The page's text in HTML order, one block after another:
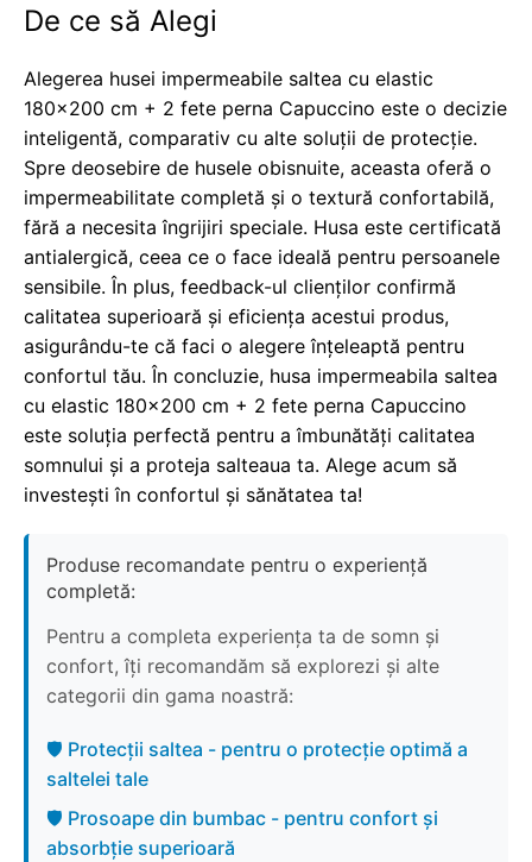
De ce să Alegi
Alegerea husei impermeabile saltea cu elastic
180x200 cm + 2 fete perna Capuccino este o decizie
inteligentă, comparativ cu alte soluții de protecție.
Spre deosebire de husele obisnuite, aceasta oferă o
impermeabilitate completă și o textură confortabilă,
fără a necesita îngrijiri speciale. Husa este certificată
antialergică, ceea ce o face ideală pentru persoanele
sensibile. În plus, feedback-ul clienților confirmă
calitatea superioară și eficiența acestui produs,
asigurându-te că faci o alegere înțeleaptă pentru
confortul tău. În concluzie, husa impermeabila saltea
cu elastic 180x200 cm + 2 fete perna Capuccino
este soluția perfectă pentru a îmbunătăți calitatea
somnului și a proteja salteaua ta. Alege acum să
investești în confortul și sănătatea ta!
Produse recomandate pentru o experiență
completă:
Pentru a completa experiența ta de somn și
confort, îți recomandăm să explorezi și alte
categorii din gama noastră:
🛡️ Protecții saltea - pentru o protecție optimă a
saltelei tale
🛡️ Prosoape din bumbac - pentru confort și
absorbție superioară